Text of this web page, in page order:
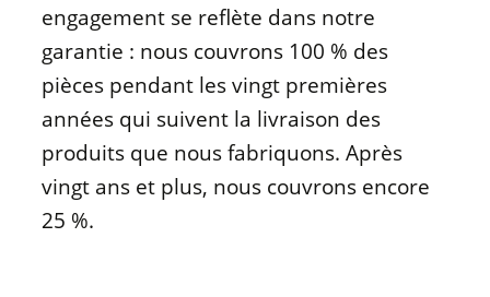
engagement se reflète dans notre
garantie : nous couvrons 100 % des
pièces pendant les vingt premières
années qui suivent la livraison des
produits que nous fabriquons. Après
vingt ans et plus, nous couvrons encore
25 %.